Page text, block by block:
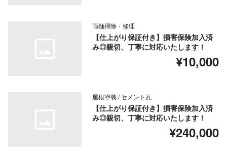
雨樋掃除・修理
【仕上がり保証付き】損害保険加入済
み◎親切、丁寧に対応いたします！
¥10,000
屋根塗装 / セメント瓦
【仕上がり保証付き】損害保険加入済
み◎親切、丁寧に対応いたします！
¥240,000